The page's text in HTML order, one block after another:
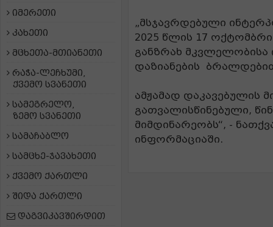
იმერეთი
კახეთი
მცხეთა-მთიანეთი
რაჭა-ლეჩხუმი,
ქვემო სვანეთი
სამეგრელო,
ზემო სვანეთი
სამაჩაბლო
სამცხე-ჯავახეთი
ქვემო ქართლი
შიდა ქართლი
დაგვიკავშირდით
„მსჯავრდებული
2025 წლის 17
განზრახ მკვლელობისა
დაზიანების
ამჟამად დაკავებულის
გათვალისწინებული,
მიმდინარეობს“, -
ინფორმაციაში.